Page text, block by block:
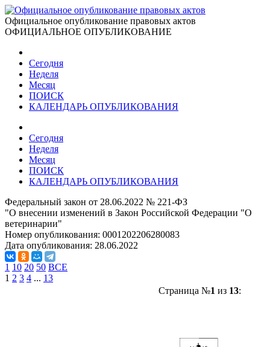
Официальное опубликование правовых актов
ОФИЦИАЛЬНОЕ ОПУБЛИКОВАНИЕ
Сегодня
Неделя
Месяц
ПОИСК
КАЛЕНДАРЬ ОПУБЛИКОВАНИЯ
Сегодня
Неделя
Месяц
ПОИСК
КАЛЕНДАРЬ ОПУБЛИКОВАНИЯ
Федеральный закон от 28.06.2022 № 221-ФЗ
"О внесении изменений в Закон Российской Федерации "О
ветеринарии"
Номер опубликования: 0001202206280083
Дата опубликования: 28.06.2022
1 10 20 50 ВСЕ
1 2 3 4 ... 13
Страница №1 из 13: